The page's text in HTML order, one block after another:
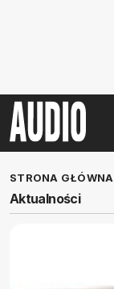
STRONA GŁÓWNA
Aktualności